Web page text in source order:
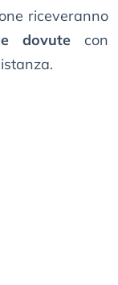
riceveranno
dovute con